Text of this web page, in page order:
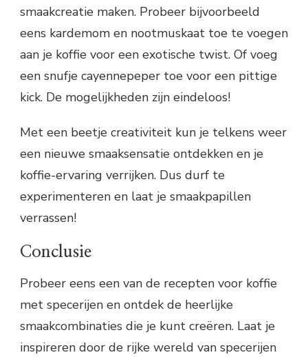
smaakcreatie maken. Probeer bijvoorbeeld
eens kardemom en nootmuskaat toe te voegen
aan je koffie voor een exotische twist. Of voeg
een snufje cayennepeper toe voor een pittige
kick. De mogelijkheden zijn eindeloos!
Met een beetje creativiteit kun je telkens weer
een nieuwe smaaksensatie ontdekken en je
koffie-ervaring verrijken. Dus durf te
experimenteren en laat je smaakpapillen
verrassen!
Conclusie
Probeer eens een van de recepten voor koffie
met specerijen en ontdek de heerlijke
smaakcombinaties die je kunt creëren. Laat je
inspireren door de rijke wereld van specerijen